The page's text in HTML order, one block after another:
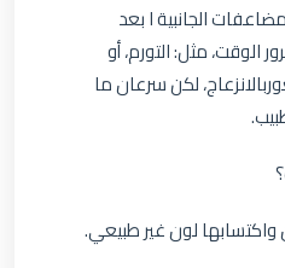
الجانبية ا بعد
الوقت، مثل: التورم، أو
لكن سرعان ما
لون غير طبيعي.